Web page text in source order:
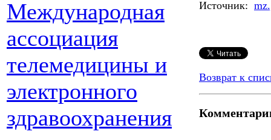
Международная
ассоциация
телемедицины и
электронного
здравоохранения
Источник:
Возврат к